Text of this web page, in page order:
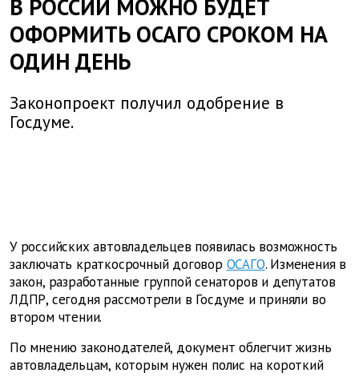
В РОССИИ МОЖНО БУДЕТ
ОФОРМИТЬ ОСАГО СРОКОМ НА
ОДИН ДЕНЬ
Законопроект получил одобрение в
Госдуме.
У российских автовладельцев появилась возможность
заключать краткосрочный договор ОСАГО. Изменения в
закон, разработанные группой сенаторов и депутатов
ЛДПР, сегодня рассмотрели в Госдуме и приняли во
втором чтении.
По мнению законодателей, документ облегчит жизнь
автовладельцам, которым нужен полис на короткий